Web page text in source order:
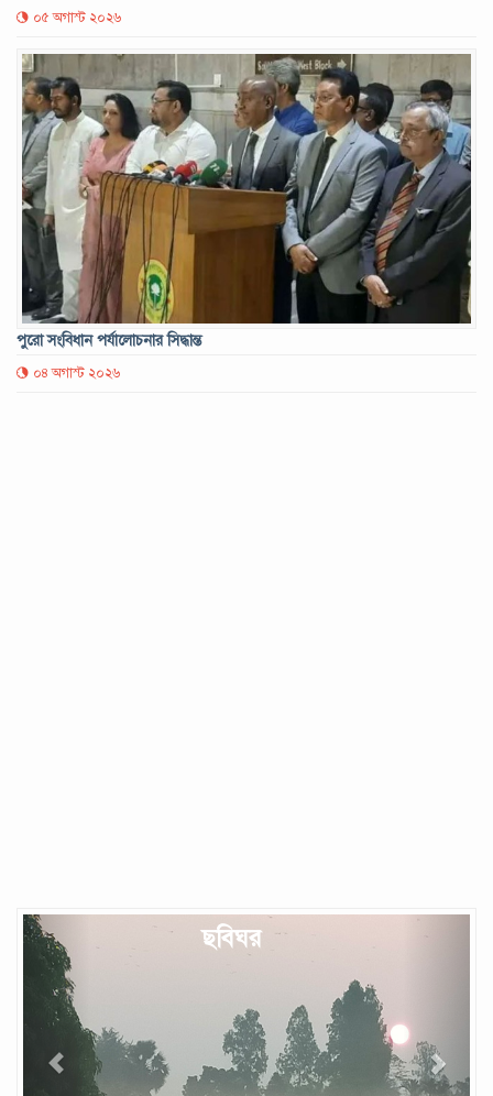
০৫ অগাস্ট ২০২৬
পুরো সংবিধান পর্যালোচনার সিদ্ধান্ত
০৪ অগাস্ট ২০২৬
ছবিঘর